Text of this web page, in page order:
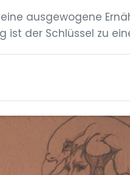
ausgewogene
ist der Schlüssel zu